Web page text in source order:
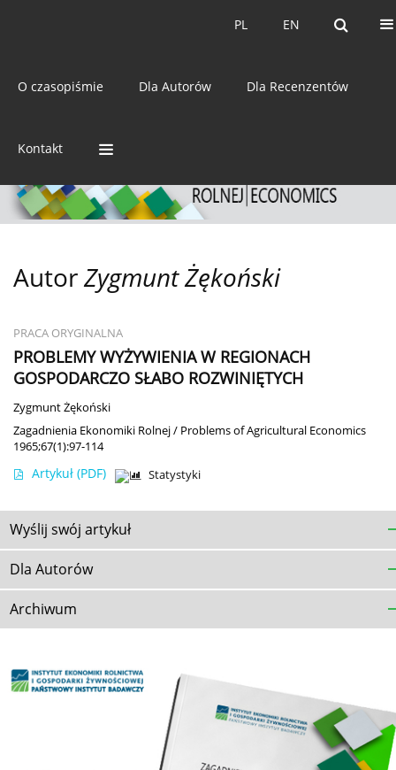
EN
PL EN
PL
O czasopiśmie Dla Autorów Dla Recenzentów
Kontakt
ISSN: 0044-1600
AutorZygmunt Żękoński
PRACA ORYGINALNA
PROBLEMY WYŻYWIENIA W REGIONACH
GOSPODARCZO SŁABO ROZWINIĘTYCH
Zygmunt Żękoński
Zagadnienia Ekonomiki Rolnej / Problems of Agricultural Economics
1965;67(1):97-114
Artykuł (PDF) Statystyki
Wyślij swój artykuł
Dla Autorów
Archiwum